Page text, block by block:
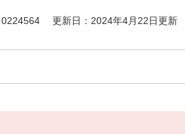
更新日：2024年4月22日更新